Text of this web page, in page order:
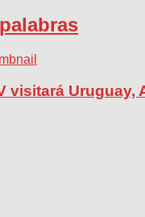
visitará Uruguay,